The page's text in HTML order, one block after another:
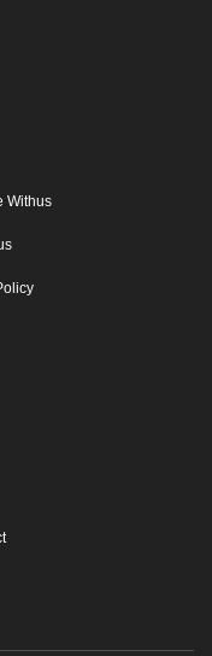
Withus